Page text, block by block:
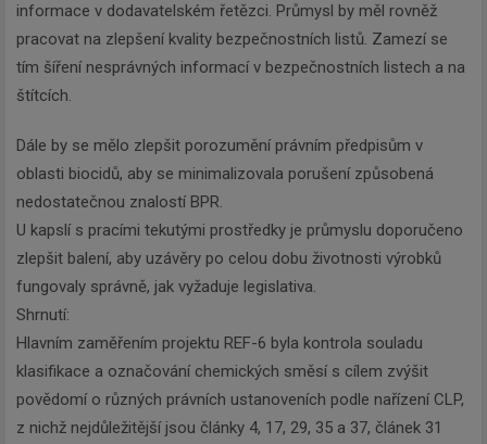
informace v dodavatelském řetězci. Průmysl by měl rovněž
pracovat na zlepšení kvality bezpečnostních listů. Zamezí se
tím šíření nesprávných informací v bezpečnostních listech a na
štítcích.
Dále by se mělo zlepšit porozumění právním předpisům v
oblasti biocidů, aby se minimalizovala porušení způsobená
nedostatečnou znalostí BPR.
U kapslí s pracími tekutými prostředky je průmyslu doporučeno
zlepšit balení, aby uzávěry po celou dobu životnosti výrobků
fungovaly správně, jak vyžaduje legislativa.
Shrnutí:
Hlavním zaměřením projektu REF-6 byla kontrola souladu
klasifikace a označování chemických směsí s cílem zvýšit
povědomí o různých právních ustanoveních podle nařízení CLP,
z nichž nejdůležitější jsou články 4, 17, 29, 35 a 37, článek 31